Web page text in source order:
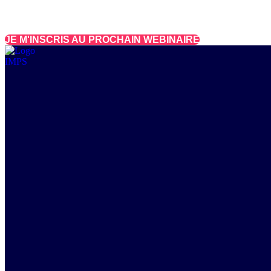
COMMENT VIVRE DE SON ACTIVITÉ
JE M'INSCRIS AU PROCHAIN WEBINAIRE